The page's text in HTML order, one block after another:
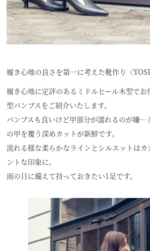
履き心地の良さを第一に考えた靴作り〈
履き心地に定評のあるミドルヒール木型で
型パンプスをご紹介いたします。
パンプスも良いけど甲部分が濡れるのが嫌…
の甲を覆う深めカットが新鮮です。
流れる様な柔らかなラインとシルエットは
ントな印象に。
雨の日に備えて持っておきたい1足です。